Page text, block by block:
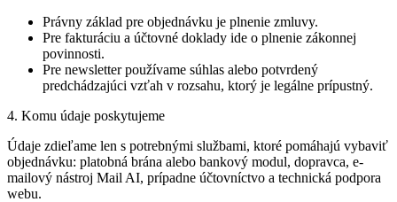
Právny základ pre objednávku je plnenie zmluvy.
Pre fakturáciu a účtovné doklady ide o plnenie zákonnej
povinnosti.
Pre newsletter používame súhlas alebo potvrdený
predchádzajúci vzťah v rozsahu, ktorý je legálne prípustný.
4. Komu údaje poskytujeme
Údaje zdieľame len s potrebnými službami, ktoré pomáhajú vybaviť
objednávku: platobná brána alebo bankový modul, dopravca, e-
mailový nástroj Mail AI, prípadne účtovníctvo a technická podpora
webu.